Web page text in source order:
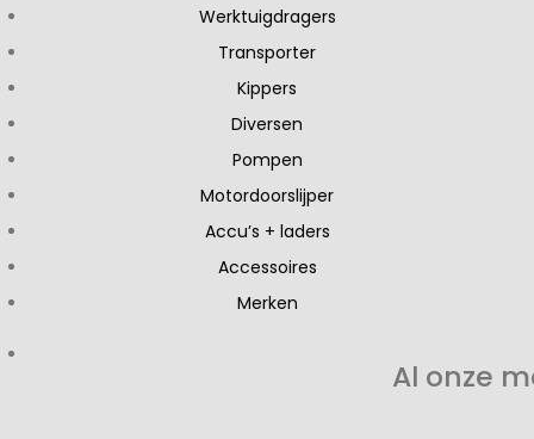
Werktuigdragers
Transporter
Kippers
Diversen
Pompen
Motordoorslijper
Accu’s + laders
Accessoires
Merken
Al onze